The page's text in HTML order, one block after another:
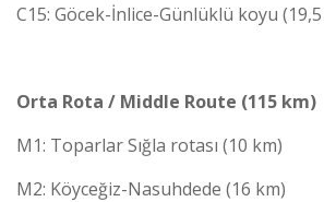
C15: Göcek-İnlice-Günlüklü koyu
Orta Rota / Middle Route (115 km)
M1: Toparlar Sığla rotası (10 km)
M2: Köyceğiz-Nasuhdede (16 km)